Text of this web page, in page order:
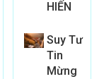
HIẾN
Suy Tư
Tin
Mừng